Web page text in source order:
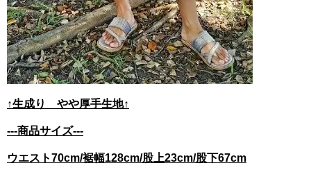
↑生成り やや厚手生地↑
---商品サイズ---
ウエスト70cm/裾幅128cm/股上23cm/股下67cm